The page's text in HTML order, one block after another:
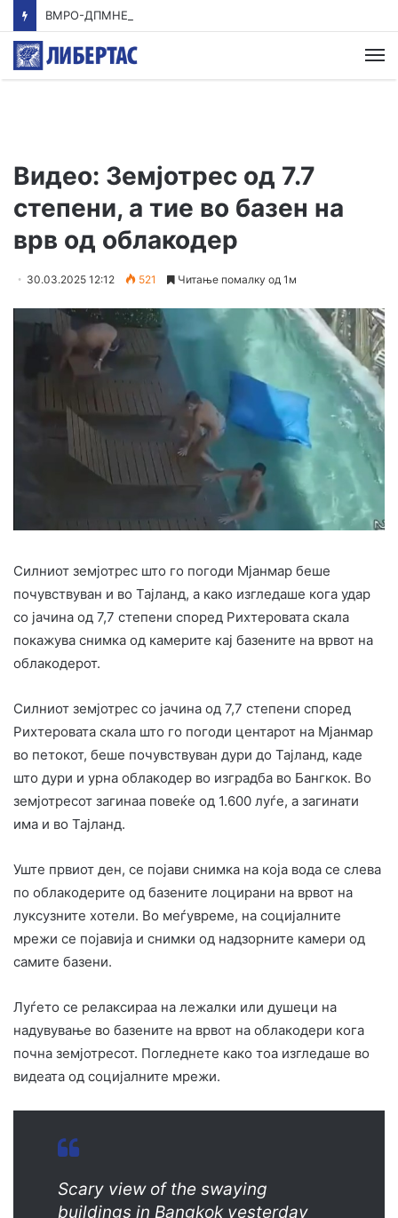
Видео: Земјотрес од 7.7
степени, а тие во базен на
врв од облакодер
30.03.2025 12:12 521 Читање помалку од 1м
Силниот земјотрес што го погоди Мјанмар беше
почувствуван и во Тајланд, а како изгледаше кога удар
со јачина од 7,7 степени според Рихтеровата скала
покажува снимка од камерите кај базените на врвот на
облакодерот.
Силниот земјотрес со јачина од 7,7 степени според
Рихтеровата скала што го погоди центарот на Мјанмар
во петокот, беше почувствуван дури до Тајланд, каде
што дури и урна облакодер во изградба во Бангкок. Во
земјотресот загинаа повеќе од 1.600 луѓе, а загинати
има и во Тајланд.
Уште првиот ден, се појави снимка на која вода се слева
по облакодерите од базените лоцирани на врвот на
луксузните хотели. Во меѓувреме, на социјалните
мрежи се појавија и снимки од надзорните камери од
самите базени.
Луѓето се релаксираа на лежалки или душеци на
надувување во базените на врвот на облакодери кога
почна земјотресот. Погледнете како тоа изгледаше во
видеата од социјалните мрежи.
Scary view of the swaying
buildings in Bangkok yesterday